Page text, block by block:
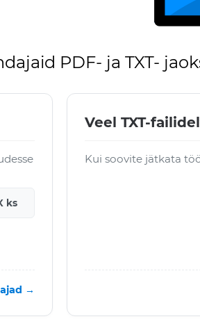
PDF- ja TXT-
ks
→
Veel TXT-
Kui soovite jätkata